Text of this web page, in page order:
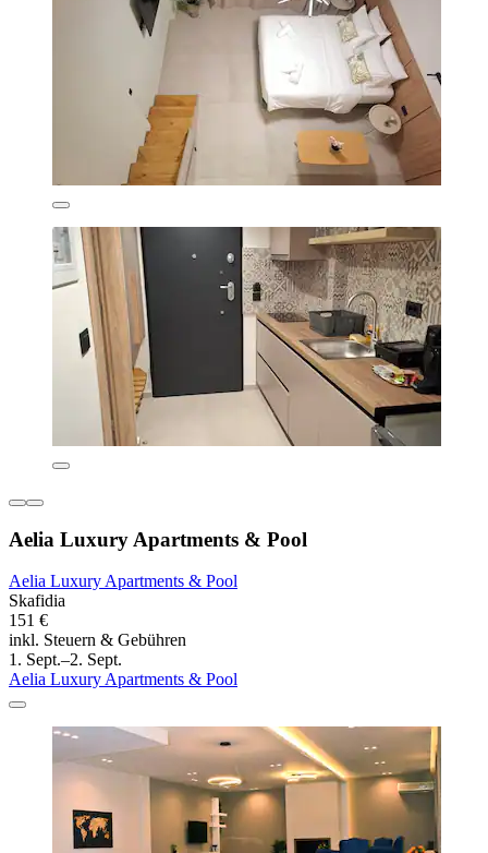
Aelia Luxury Apartments & Pool
Aelia Luxury Apartments & Pool
Skafidia
151 €
inkl. Steuern & Gebühren
1. Sept.–2. Sept.
Aelia Luxury Apartments & Pool